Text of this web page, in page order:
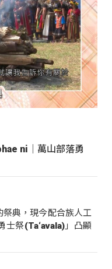
ni｜萬山部落勇
典，現今配合族人工
士祭(Ta‘avala)」凸顯